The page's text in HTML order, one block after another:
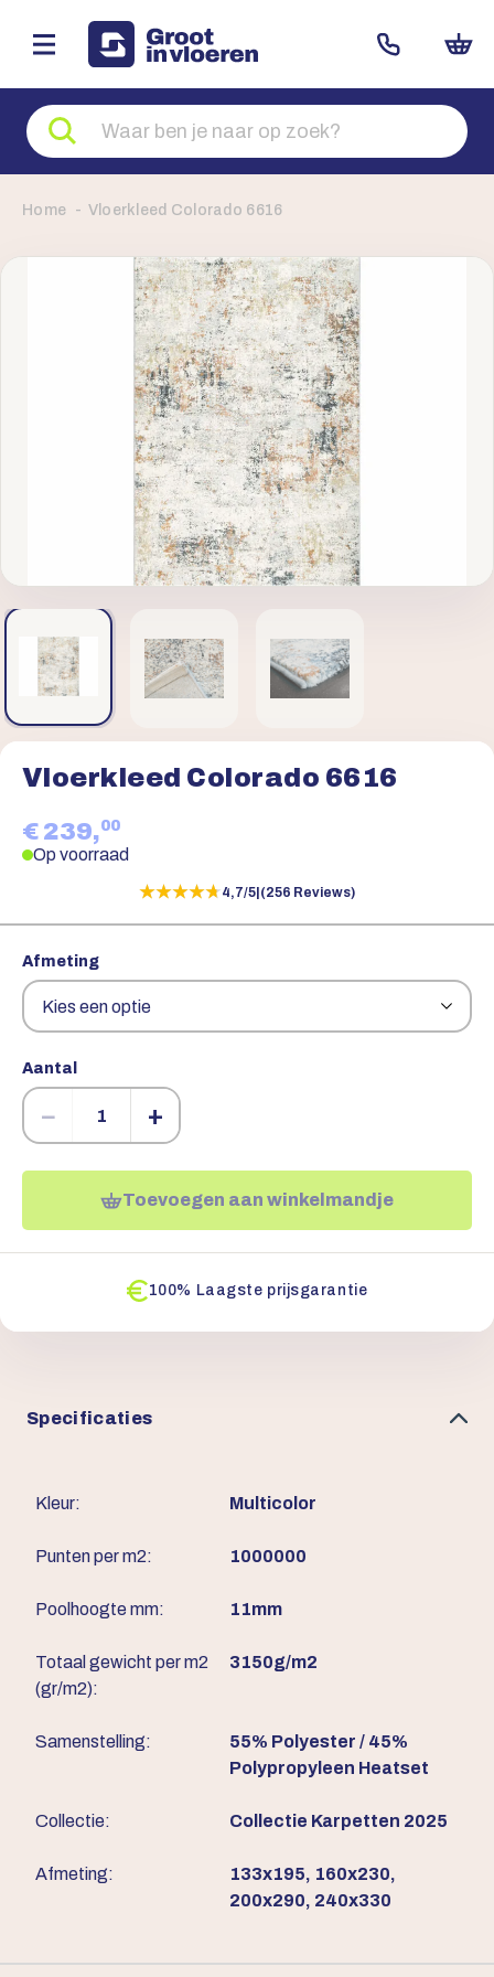
Zoeken
naar
producten
Home Vloerkleed Colorado 6616
Vloerkleed Colorado 6616
€ 239,00
Op voorraad
★★★★★
★★★★★4,7/5 (256 Reviews)
Afmeting
Aantal
− +
Toevoegen aan winkelmandje
100% Laagste prijsgarantie
Specificaties
Kleur: Multicolor
Punten per m2: 1000000
Poolhoogte mm: 11mm
Totaal gewicht per m2
(gr/m2):
3150g/m2
Samenstelling:
55% Polyester / 45%
Polypropyleen Heatset
Collectie: Collectie Karpetten 2025
Afmeting:
133x195, 160x230,
200x290, 240x330